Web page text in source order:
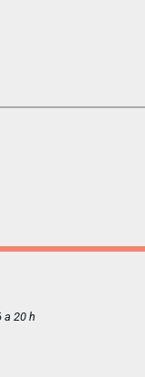
a 20 h